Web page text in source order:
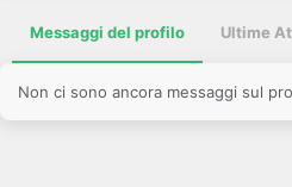
Messaggi del profilo Ultime
Non ci sono ancora messaggi sul